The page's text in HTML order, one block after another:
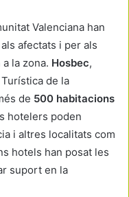
Valenciana han
afectats i per als
la zona. Hosbec,
de la
de 500 habitacions
hotelers poden
i altres localitats com
hotels han posat les
suport en la